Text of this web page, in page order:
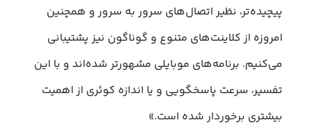
پیچیده‌تر، نظیر اتصال‌های سرور به سرور و همچنین
امروزه از کلاینت‌های متنوع و گوناگون نیز پشتیبانی
می‌کنیم. برنامه‌های موبایلی مشهور‌تر شده‌اند و با این
تفسیر، سرعت پاسخگویی و یا اندازه کوئری از اهمیت
بیشتری برخوردار شده است.»